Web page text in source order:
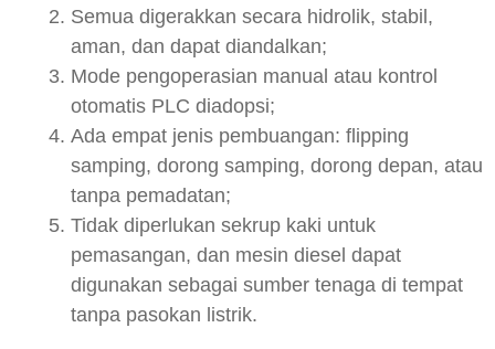
Semua digerakkan secara hidrolik, stabil,
aman, dan dapat diandalkan;
Mode pengoperasian manual atau kontrol
otomatis PLC diadopsi;
Ada empat jenis pembuangan: flipping
samping, dorong samping, dorong depan, atau
tanpa pemadatan;
Tidak diperlukan sekrup kaki untuk
pemasangan, dan mesin diesel dapat
digunakan sebagai sumber tenaga di tempat
tanpa pasokan listrik.